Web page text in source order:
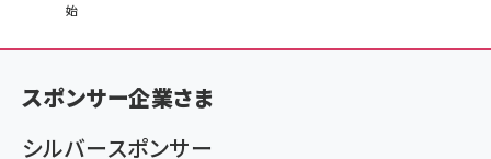
く
ず
始
スポンサー企業さま
シルバースポンサー